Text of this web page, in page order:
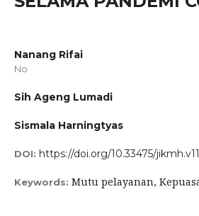
Nanang Rifai
No
Sih Ageng Lumadi
Sismala Harningtyas
DOI: https://doi.org/10.33475/
Keywords: Mutu pelayanan,